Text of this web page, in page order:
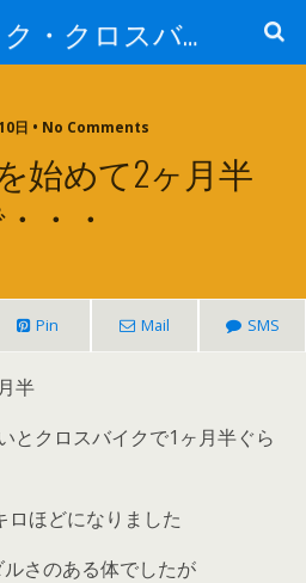
ロードバイク・クロスバイク探索
日 • No Comments
始めて2ヶ月半
・・
Pin Mail SMS
半
とクロスバイクで1ヶ月半ぐら
ロほどになりました
さのある体でしたが